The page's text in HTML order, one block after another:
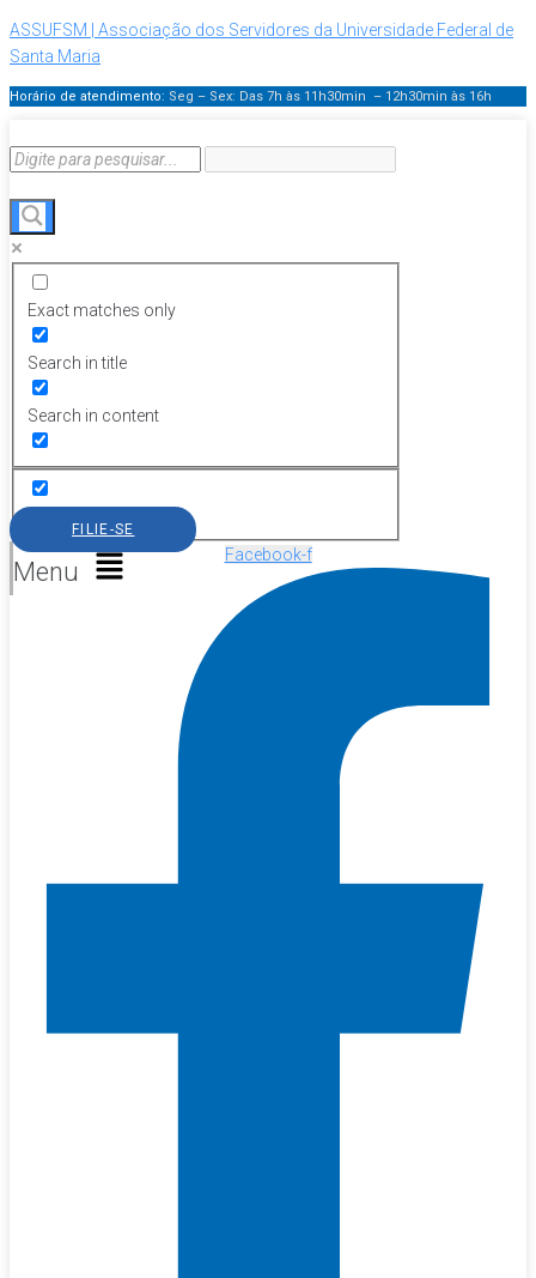
ASSUFSM | Associação dos Servidores da Universidade Federal de
Santa Maria
Horário de atendimento: Seg – Sex: Das 7h às 11h30min – 12h30min às 16h
Exact matches only
Search in title
Search in content
Menu
FILIE-SE
Facebook-f